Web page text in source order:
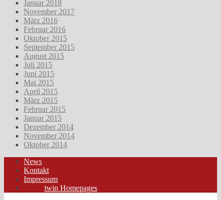
Januar 2018
November 2017
März 2016
Februar 2016
Oktober 2015
September 2015
August 2015
Juli 2015
Juni 2015
Mai 2015
April 2015
März 2015
Februar 2015
Januar 2015
Dezember 2014
November 2014
Oktober 2014
News
Kontakt
Impressum
twin Homepages